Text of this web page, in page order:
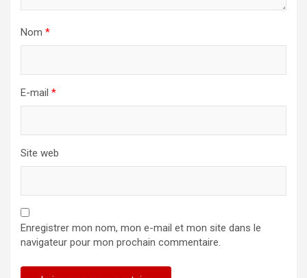
Nom *
E-mail *
Site web
Enregistrer mon nom, mon e-mail et mon site dans le
navigateur pour mon prochain commentaire.